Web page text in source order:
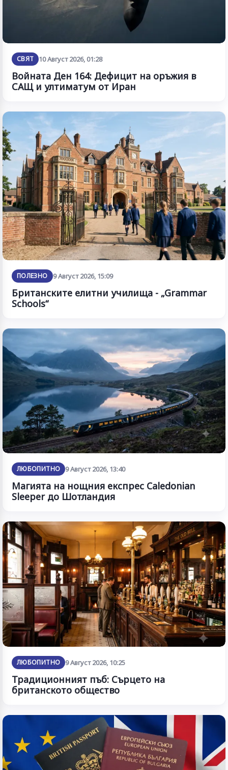
СВЯТ 10 Август 2026, 01:28
Войната Ден 164: Дефицит на оръжия в
САЩ и ултиматум от Иран
ПОЛЕЗНО 9 Август 2026, 15:09
Британските елитни училища - „Grammar
Schools“
ЛЮБОПИТНО 9 Август 2026, 13:40
Магията на нощния експрес Caledonian
Sleeper до Шотландия
ЛЮБОПИТНО 9 Август 2026, 10:25
Традиционният пъб: Сърцето на
британското общество